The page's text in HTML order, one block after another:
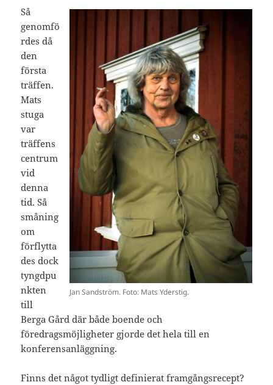
Jan Sandström. Foto: Mats Yderstig.
Så
genomfö
rdes då
den
första
träffen.
Mats
stuga
var
träffens
centrum
vid
denna
tid. Så
småning
om
förflytta
des dock
tyngdpu
nkten
till
Berga Gård där både boende och
föredragsmöjligheter gjorde det hela till en
konferensanläggning.
Finns det något tydligt definierat framgångsrecept?